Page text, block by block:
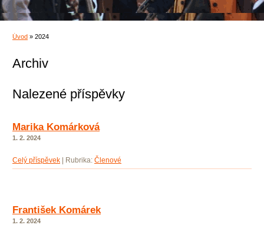
Úvod » 2024
Archiv
Nalezené příspěvky
Marika Komárková
1. 2. 2024
Celý příspěvek Rubrika: Členové
František Komárek
1. 2. 2024